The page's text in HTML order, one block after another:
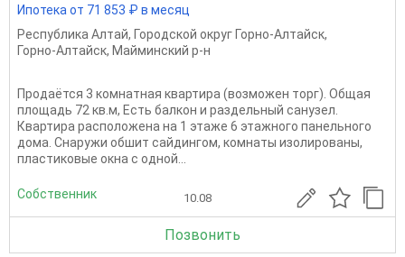
Ипотека от 71 853 ₽ в месяц
Республика Алтай, Городской округ Горно-Алтайск,
Горно-Алтайск, Майминский р-н
Продаётся 3 комнатная квартира (возможен торг). Общая
площадь 72 кв.м, Есть балкон и раздельный санузел.
Квартира расположена на 1 этаже 6 этажного панельного
дома. Снаружи обшит сайдингом, комнаты изолированы,
пластиковые окна с одной...
Собственник 10.08
Позвонить